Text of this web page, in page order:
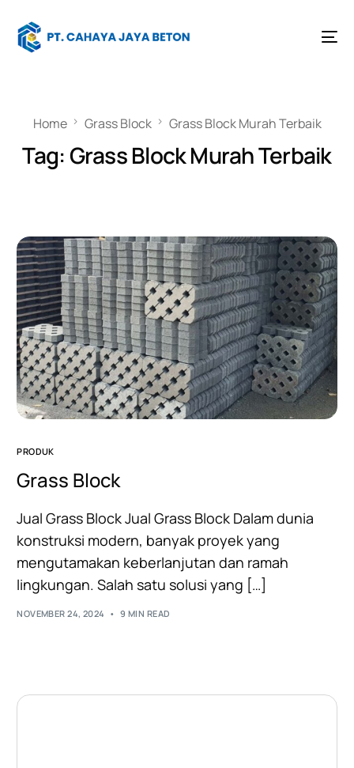
Home Grass Block Grass Block Murah Terbaik
Tag:Grass Block Murah Terbaik
PRODUK
Grass Block
Jual Grass Block Jual Grass Block Dalam dunia
konstruksi modern, banyak proyek yang
mengutamakan keberlanjutan dan ramah
lingkungan. Salah satu solusi yang […]
NOVEMBER 24, 2024 9 MIN READ